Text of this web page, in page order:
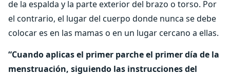
de la espalda y la parte exterior del brazo o torso. Por
el contrario, el lugar del cuerpo donde nunca se debe
colocar es en las mamas o en un lugar cercano a ellas.
“Cuando aplicas el primer parche el primer día de la
menstruación, siguiendo las instrucciones del